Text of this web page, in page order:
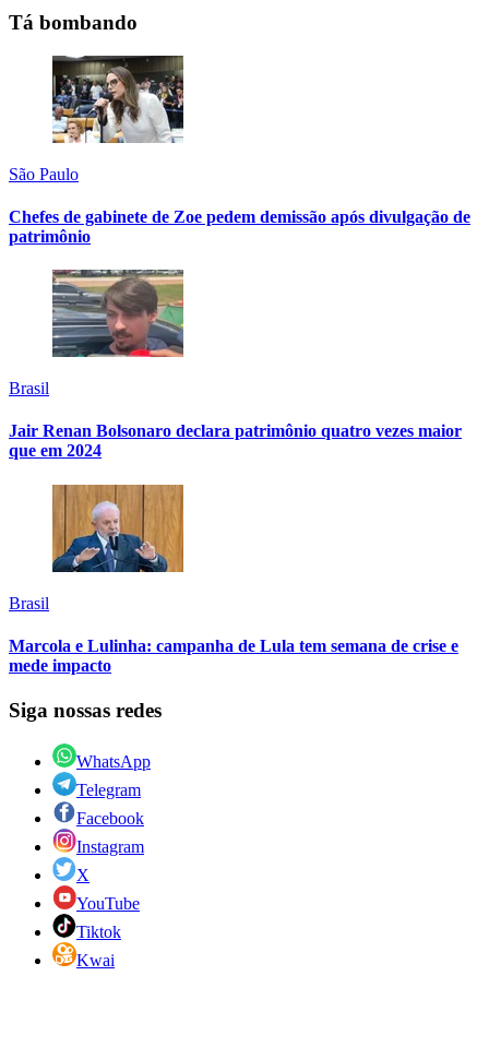
Tá bombando
São Paulo
Chefes de gabinete de Zoe pedem demissão após divulgação de
patrimônio
Brasil
Jair Renan Bolsonaro declara patrimônio quatro vezes maior
que em 2024
Brasil
Marcola e Lulinha: campanha de Lula tem semana de crise e
mede impacto
Siga nossas redes
WhatsApp
Telegram
Facebook
Instagram
X
YouTube
Tiktok
Kwai